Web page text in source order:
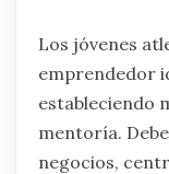
Los jóvenes
emprendedor
estableciendo
mentoría.
negocios,